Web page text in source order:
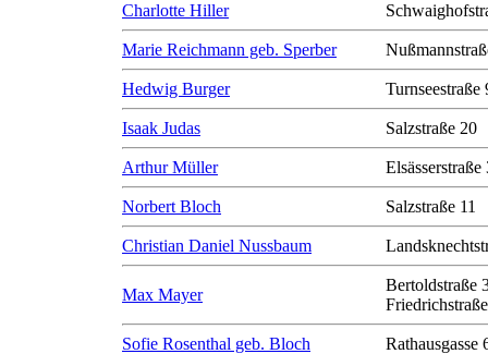
Charlotte Hiller
Marie Reichmann geb. Sperber
Hedwig Burger Turnseestraße
Isaak Judas Salzstraße 20
Arthur Müller Elsässerstraße
Norbert Bloch Salzstraße 11
Christian Daniel Nussbaum
Max Mayer
Bertoldstraße
Sofie Rosenthal geb. Bloch Rathausgasse